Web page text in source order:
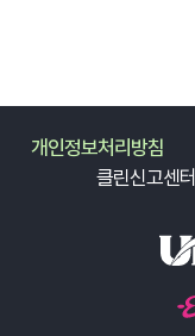
개인정보처리방침
클린신고센터